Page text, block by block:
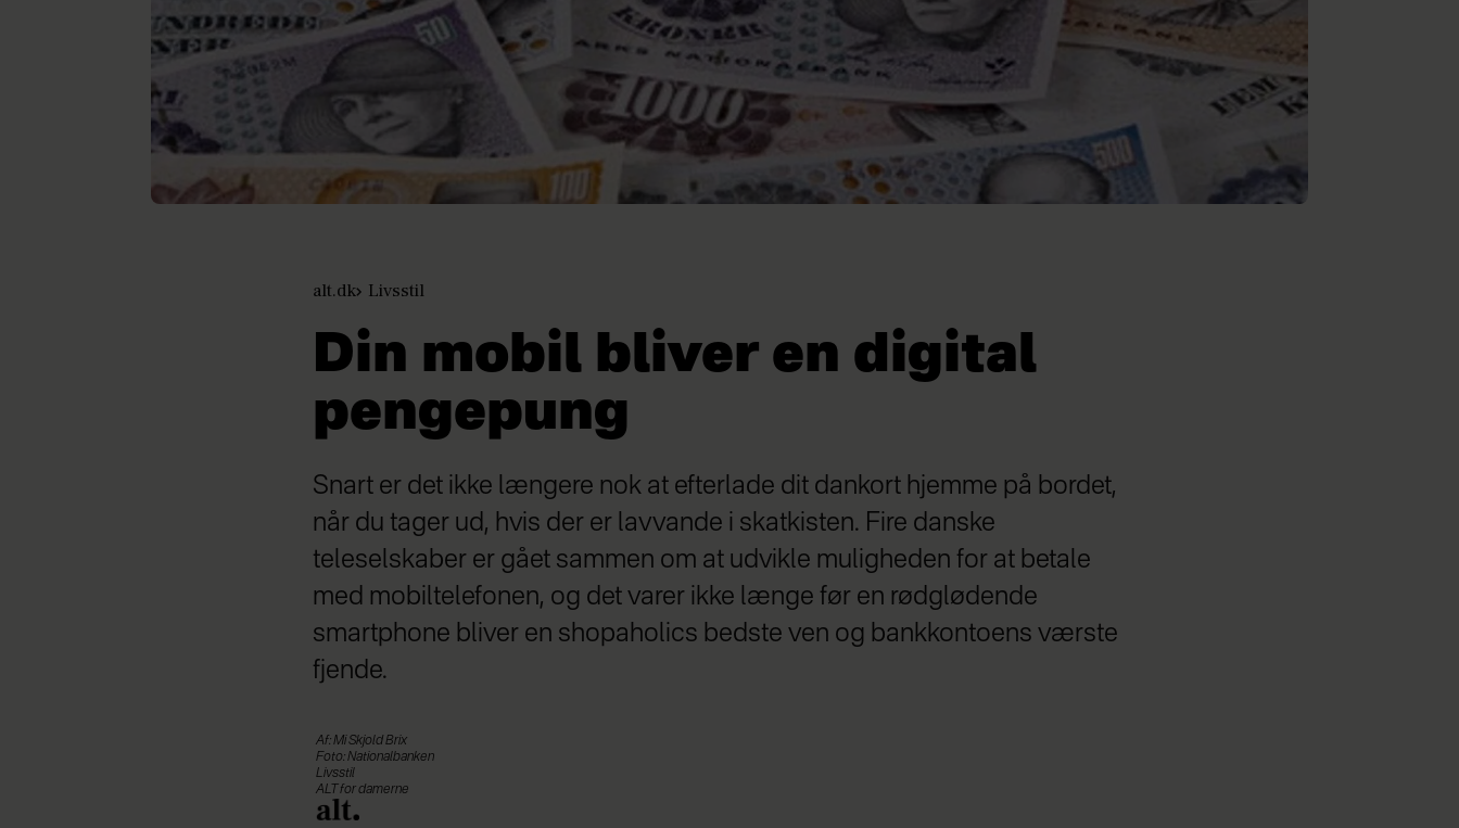
alt.dk Livsstil
Din mobil bliver en digital
pengepung
Snart er det ikke længere nok at efterlade dit dankort hjemme på bordet,
når du tager ud, hvis der er lavvande i skatkisten. Fire danske
teleselskaber er gået sammen om at udvikle muligheden for at betale
med mobiltelefonen, og det varer ikke længe før en rødglødende
smartphone bliver en shopaholics bedste ven og bankkontoens værste
fjende.
Af: Mi Skjold Brix
Foto: Nationalbanken
Livsstil
ALT for damerne